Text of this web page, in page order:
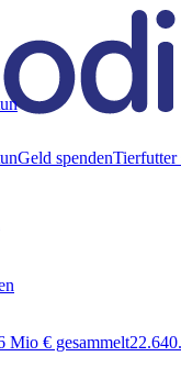
Geld spendenTierfutter
Mio € gesammelt